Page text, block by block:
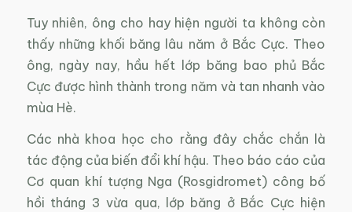
Tuy nhiên, ông cho hay hiện người ta không còn
thấy những khối băng lâu năm ở Bắc Cực. Theo
ông, ngày nay, hầu hết lớp băng bao phủ Bắc
Cực được hình thành trong năm và tan nhanh vào
mùa Hè.
Các nhà khoa học cho rằng đây chắc chắn là
tác động của biến đổi khí hậu. Theo báo cáo của
Cơ quan khí tượng Nga (Rosgidromet) công bố
hồi tháng 3 vừa qua, lớp băng ở Bắc Cực hiện